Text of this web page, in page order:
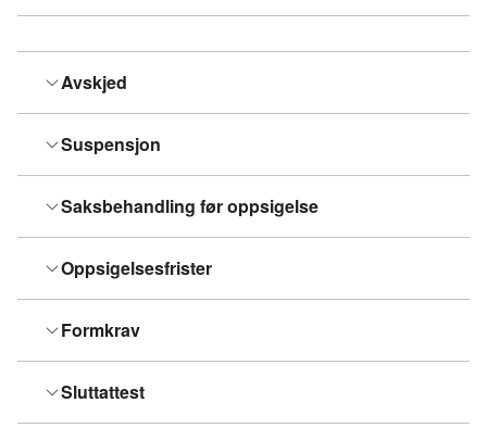
Avskjed
Suspensjon
Saksbehandling før oppsigelse
Oppsigelsesfrister
Formkrav
Sluttattest